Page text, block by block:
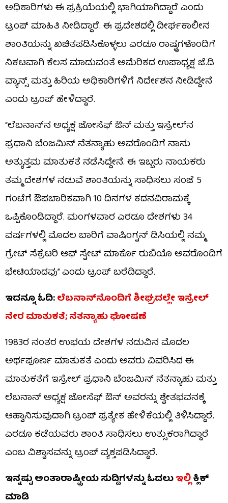
ಅಧಿಕಾರಿಗಳು ಈ ಪ್ರಕ್ರಿಯೆಯಲ್ಲಿ ಭಾಗಿಯಾಗಿದ್ದಾರೆ ಎಂದು
ಟ್ರಂಪ್ ಮಾಹಿತಿ ನೀಡಿದ್ದಾರೆ. ಈ ಪ್ರದೇಶದಲ್ಲಿ ದೀರ್ಘಕಾಲೀನ
ಶಾಂತಿಯನ್ನು ಖಚಿತಪಡಿಸಿಕೊಳ್ಳಲು ಎರಡೂ ರಾಷ್ಟ್ರಗಳೊಂದಿಗೆ
ನಿಕಟವಾಗಿ ಕೆಲಸ ಮಾಡುವಂತೆ ಅಮೆರಿಕದ ಉಪಾಧ್ಯಕ್ಷ ಜೆ.ಡಿ
ವ್ಯಾನ್ಸ್ ಮತ್ತು ಹಿರಿಯ ಅಧಿಕಾರಿಗಳಿಗೆ ನಿರ್ದೇಶನ ನೀಡಿದ್ದೇನೆ
ಎಂದು ಟ್ರಂಪ್ ಹೇಳಿದ್ದಾರೆ.
“ಲೆಬನಾನ್‌ನ ಅಧ್ಯಕ್ಷ ಜೋಸೆಫ್ ಔನ್ ಮತ್ತು ಇಸ್ರೇಲ್‌ನ
ಪ್ರಧಾನಿ ಬೆಂಜಮಿನ್ ನೆತನ್ಯಾಹು ಅವರೊಂದಿಗೆ ನಾನು
ಅತ್ಯುತ್ತಮ ಮಾತುಕತೆ ನಡೆಸಿದ್ದೇನೆ. ಈ ಇಬ್ಬರು ನಾಯಕರು
ತಮ್ಮ ದೇಶಗಳ ನಡುವೆ ಶಾಂತಿಯನ್ನು ಸಾಧಿಸಲು ಸಂಜೆ 5
ಗಂಟೆಗೆ ಔಪಚಾರಿಕವಾಗಿ 10 ದಿನಗಳ ಕದನವಿರಾಮಕ್ಕೆ
ಒಪ್ಪಿಕೊಂಡಿದ್ದಾರೆ. ಮಂಗಳವಾರ ಎರಡೂ ದೇಶಗಳು 34
ವರ್ಷಗಳಲ್ಲಿ ಮೊದಲ ಬಾರಿಗೆ ವಾಷಿಂಗ್ಟನ್ ಡಿಸಿಯಲ್ಲಿ ನಮ್ಮ
ಗ್ರೇಟ್ ಸೆಕ್ರೆಟರಿ ಆಫ್ ಸ್ಟೇಟ್ ಮಾರ್ಕೊ ರುಬಿಯೊ ಅವರೊಂದಿಗೆ
ಭೇಟಿಯಾದವು” ಎಂದು ಟ್ರಂಪ್ ಬರೆದಿದ್ದಾರೆ.
ಇದನ್ನೂ ಓದಿ:ಲೆಬನಾನ್‌ನೊಂದಿಗೆ ಶೀಘ್ರದಲ್ಲೇ ಇಸ್ರೇಲ್
ನೇರ ಮಾತುಕತೆ; ನೆತನ್ಯಾಹು ಘೋಷಣೆ
1983ರ ನಂತರ ಉಭಯ ದೇಶಗಳ ನಡುವಿನ ಮೊದಲ
ಅರ್ಥಪೂರ್ಣ ಮಾತುಕತೆ ಎಂದು ಅವರು ವಿವರಿಸಿದ ಈ
ಮಾತುಕತೆಗೆ ಇಸ್ರೇಲ್ ಪ್ರಧಾನಿ ಬೆಂಜಮಿನ್ ನೆತನ್ಯಾಹು ಮತ್ತು
ಲೆಬನಾನ್ ಅಧ್ಯಕ್ಷ ಜೋಸೆಫ್ ಔನ್ ಅವರನ್ನು ಶ್ವೇತಭವನಕ್ಕೆ
ಆಹ್ವಾನಿಸುವುದಾಗಿ ಟ್ರಂಪ್ ಪ್ರತ್ಯೇಕ ಹೇಳಿಕೆಯಲ್ಲಿ ತಿಳಿಸಿದ್ದಾರೆ.
ಎರಡೂ ಕಡೆಯವರು ಶಾಂತಿ ಸಾಧಿಸಲು ಉತ್ಸುಕರಾಗಿದ್ದಾರೆ
ಎಂಬ ವಿಶ್ವಾಸವನ್ನು ಟ್ರಂಪ್ ವ್ಯಕ್ತಪಡಿಸಿದ್ದಾರೆ.
ಇನ್ನಷ್ಟು ಅಂತಾರಾಷ್ಟ್ರೀಯ ಸುದ್ದಿಗಳನ್ನು ಓದಲುಇಲ್ಲಿಕ್ಲಿಕ್
ಮಾಡಿ